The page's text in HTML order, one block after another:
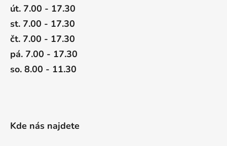
út. 7.00 - 17.30
st. 7.00 - 17.30
čt. 7.00 - 17.30
pá. 7.00 - 17.30
so. 8.00 - 11.30
Kde nás najdete